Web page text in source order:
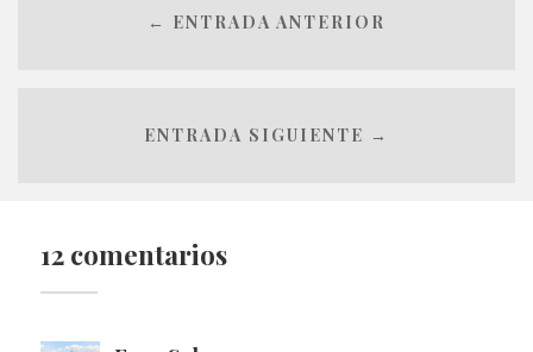
← ENTRADA ANTERIOR
ENTRADA SIGUIENTE →
12 comentarios